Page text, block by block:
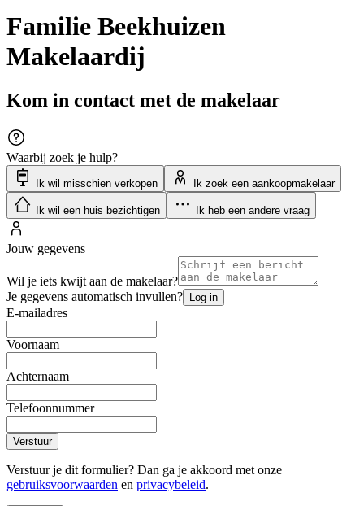
Familie Beekhuizen
Makelaardij
Kom in contact met de makelaar
Waarbij zoek je hulp?
Ik wil misschien verkopen Ik zoek een aankoopmakelaar
Ik wil een huis bezichtigen Ik heb een andere vraag
Jouw gegevens
Wil je iets kwijt aan de makelaar?
Je gegevens automatisch invullen? Log in
E-mailadres
Voornaam
Achternaam
Telefoonnummer
Verstuur
Verstuur je dit formulier? Dan ga je akkoord met onze
gebruiksvoorwaarden en privacybeleid.